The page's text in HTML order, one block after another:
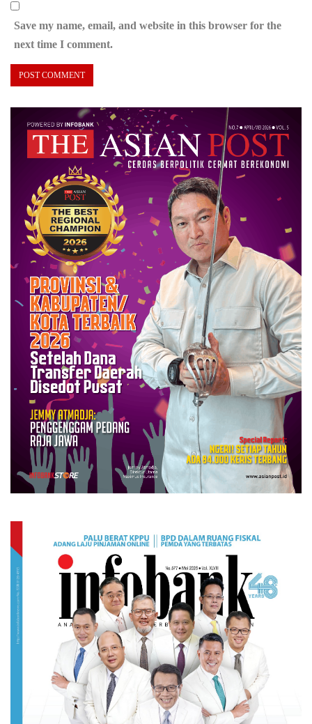
Save my name, email, and website in this browser for the
next time I comment.